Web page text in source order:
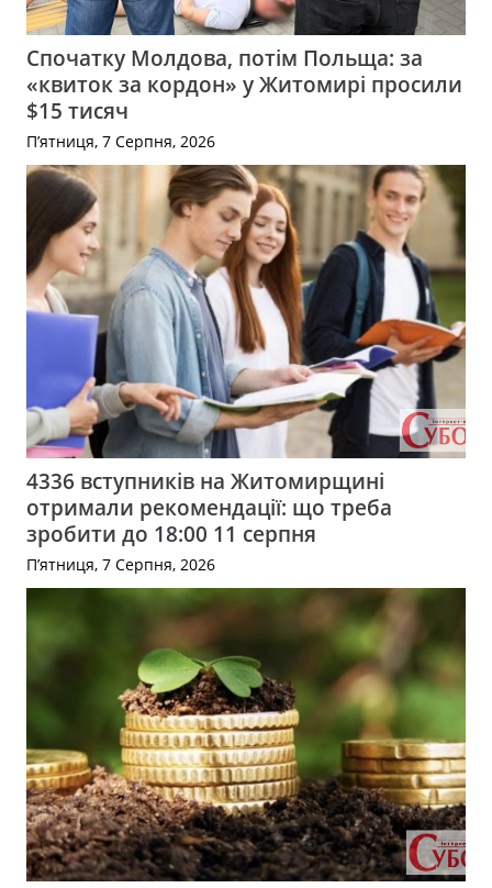
Спочатку Молдова, потім Польща: за
«квиток за кордон» у Житомирі просили
$15 тисяч
П’ятниця, 7 Серпня, 2026
4336 вступників на Житомирщині
отримали рекомендації: що треба
зробити до 18:00 11 серпня
П’ятниця, 7 Серпня, 2026